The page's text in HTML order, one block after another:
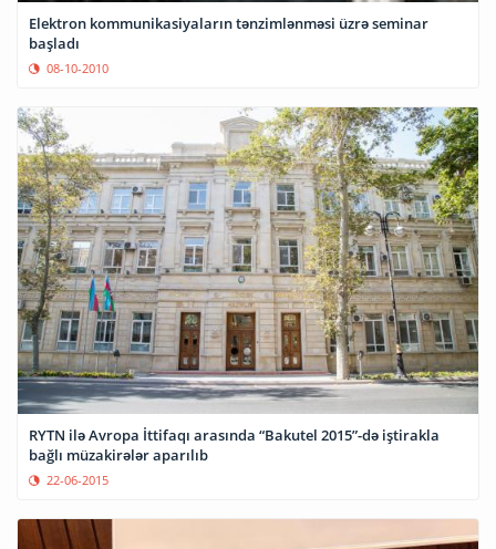
Elektron kommunikasiyaların tənzimlənməsi üzrə seminar
başladı
08-10-2010
RYTN ilə Avropa İttifaqı arasında “Bakutel 2015”-də iştirakla
bağlı müzakirələr aparılıb
22-06-2015